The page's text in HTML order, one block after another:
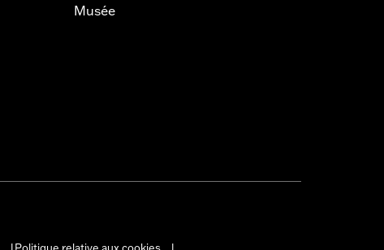
Musée
Politique relative aux cookies